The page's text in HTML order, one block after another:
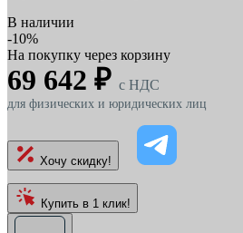
В наличии
-10%
На покупку через корзину
69 642 ₽ c НДС
для физических и юридических лиц
Хочу скидку!
Купить в 1 клик!